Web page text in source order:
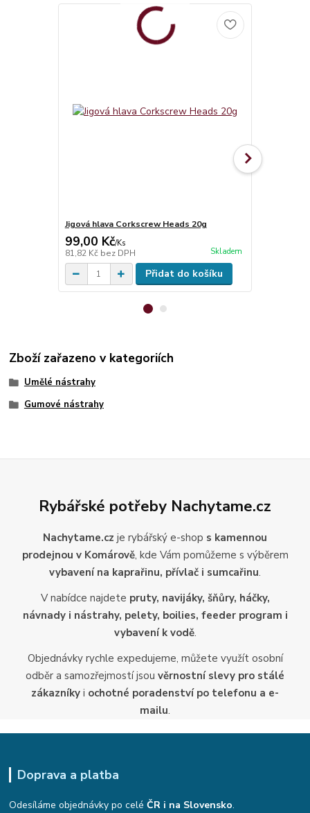
Jigová hlava Corkscrew Heads 20g
99,00 Kč/Ks
81,82 Kč bez DPH Skladem
Přidat do košíku
Zboží zařazeno v kategoriích
Umělé nástrahy
Gumové nástrahy
Rybářské potřeby Nachytame.cz
Nachytame.cz je rybářský e-shop s kamennou
prodejnou v Komárově, kde Vám pomůžeme s výběrem
vybavení na kaprařinu, přívlač i sumcařinu.
V nabídce najdete pruty, navijáky, šňůry, háčky,
návnady i nástrahy, pelety, boilies, feeder program i
vybavení k vodě.
Objednávky rychle expedujeme, můžete využít osobní
odběr a samozřejmostí jsou věrnostní slevy pro stálé
zákazníky i ochotné poradenství po telefonu a e-
mailu.
Doprava a platba
Odesíláme objednávky po celéČR i na Slovensko.